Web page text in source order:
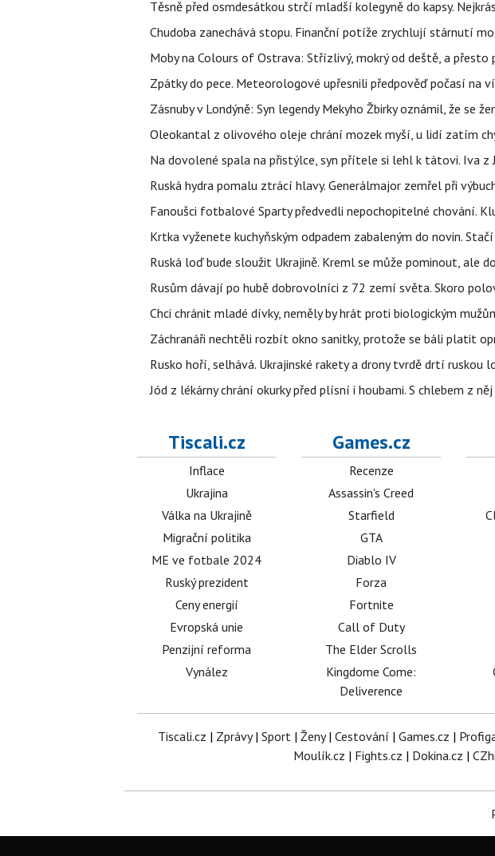
Těsně před osmdesátkou strčí mladší kolegyně do kapsy.
Chudoba zanechává stopu. Finanční potíže zrychlují stárnutí
Moby na Colours of Ostrava: Střízlivý, mokrý od deště, a
Zpátky do pece. Meteorologové upřesnili předpověď počasí na
Zásnuby v Londýně: Syn legendy Mekyho Žbirky oznámil, že se
Oleokantal z olivového oleje chrání mozek myší, u lidí zatím
Na dovolené spala na přistýlce, syn přítele si lehl k tátovi. Iva z
Ruská hydra pomalu ztrácí hlavy. Generálmajor zemřel při
Fanoušci fotbalové Sparty předvedli nepochopitelné chování.
Krtka vyženete kuchyňským odpadem zabaleným do novin.
Ruská loď bude sloužit Ukrajině. Kreml se může pominout, ale
Rusům dávají po hubě dobrovolníci z 72 zemí světa. Skoro
Chci chránit mladé dívky, neměly by hrát proti biologickým
Záchranáři nechtěli rozbít okno sanitky, protože se báli platit
Rusko hoří, selhává. Ukrajinské rakety a drony tvrdě drtí
Jód z lékárny chrání okurky před plísní i houbami. S chlebem z
Tiscali.cz
Inflace
Ukrajina
Válka na Ukrajině
Migrační politika
ME ve fotbale 2024
Ruský prezident
Ceny energií
Evropská unie
Penzijní reforma
Vynález
Games.cz
Recenze
Assassin's Creed
Starfield
GTA
Diablo IV
Forza
Fortnite
Call of Duty
The Elder Scrolls
Kingdome Come:
Deliverence
Tiscali.cz | Zprávy| Sport| Ženy| Cestování | Games.cz |
Moulík.cz | Fights.cz | Dokina.cz |